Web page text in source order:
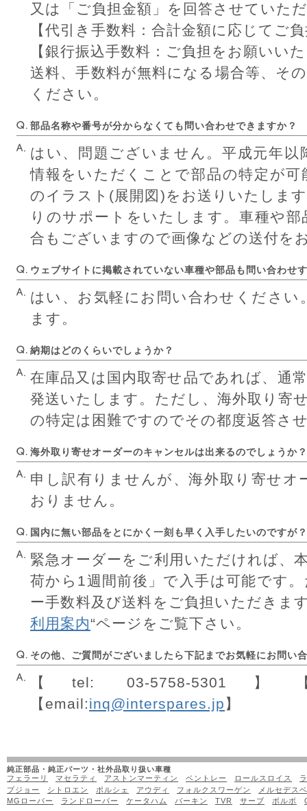
又は「ご負担金額」を回答させていた
【代引き手数料：合計金額に応じてご
【銀行振込手数料：ご負担をお願いい
送料、手数料が無料になる場合等、そ
ください。
部品名称や番号が分からなくても問い合わせできますか？
はい、問題ございません。平成元年
情報をいただくことで部品の特定が
のイラスト(展開図)をお送りいたしま
りのサポートをいたします。車種や
合もございますので画像などの送付を
ウェブサイトに掲載されていない車種や部品も問い合わせ
はい、お気軽にお問い合わせくださ
ます。
納期はどのくらいでしょうか？
在庫品又は国内取寄せ品であれば、通
発送いたします。ただし、海外取り寄
の特定は困難ですのでその都度返答さ
海外取り寄せオーダーのキャンセルは出来るのでしょうか？
申し訳有りませんが、海外取り寄せ
おりません。
国内に無い部品をとにかく一刻も早く入手したいのですが？
緊急オーダーをご利用いただければ、
荷から1週間前後」で入手は可能です
ー手数料及び送料をご負担いただきま
利用案内“ページをご覧下さい。
その他、ご質問がございましたら下記までお気軽にお問い
【tel: 03-5758-5301】
【email:inq@interspares.jp 】
純正部品・純正パーツ・社外品取り扱い車種
フェラーリ
マセラティ アストンマーティン ベントレー ロールスロイス
プジョー
シトロエン ポルシェ アウディ フォルクスワーゲン
メルセデス
MGローバー
ランドローバー ケータハム バーキン TVR サーブ ボルボ